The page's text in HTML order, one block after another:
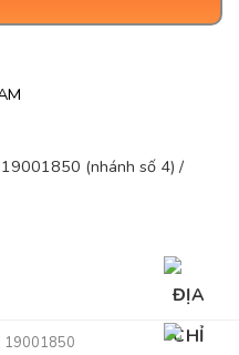
(nhánh số 4) /
19001850